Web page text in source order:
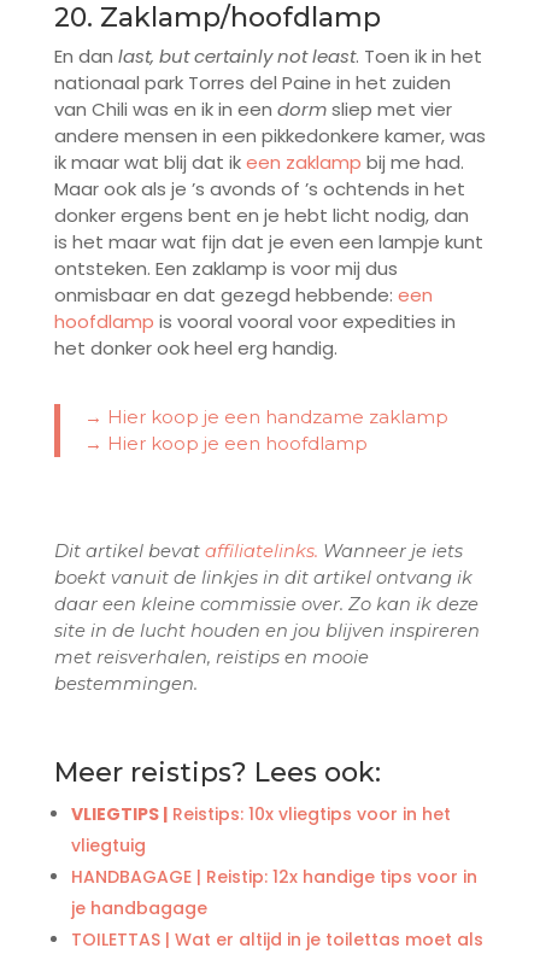
20. Zaklamp/hoofdlamp
En dan last, but certainly not least. Toen ik in het
nationaal park Torres del Paine in het zuiden
van Chili was en ik in een dormsliep met vier
andere mensen in een pikkedonkere kamer, was
ik maar wat blij dat ikeen zaklamp bij me had.
Maar ook als je ’s avonds of ’s ochtends in het
donker ergens bent en je hebt licht nodig, dan
is het maar wat fijn dat je even een lampje kunt
ontsteken. Een zaklamp is voor mij dus
onmisbaar en dat gezegd hebbende: een
hoofdlamp is vooral vooral voor expedities in
het donker ook heel erg handig.
→ Hier koop je een handzame zaklamp
→ Hier koop je een hoofdlamp
Dit artikel bevat affiliatelinks. Wanneer je iets
boekt vanuit de linkjes in dit artikel ontvang ik
daar een kleine commissie over. Zo kan ik deze
site in de lucht houden en jou blijven inspireren
met reisverhalen, reistips en mooie
bestemmingen.
Meer reistips? Lees ook:
VLIEGTIPS |Reistips: 10x vliegtips voor in het
vliegtuig
HANDBAGAGE | Reistip: 12x handige tips voor in
je handbagage
TOILETTAS | Wat er altijd in je toilettas moet als